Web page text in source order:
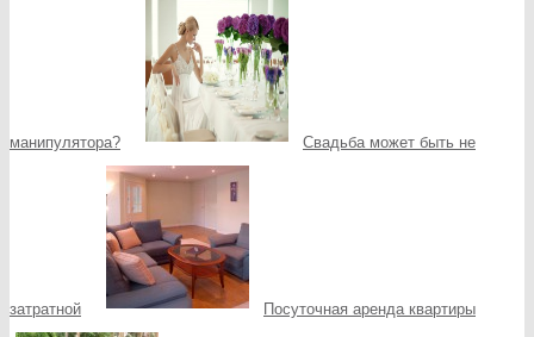
манипулятора? Свадьба может быть не
затратной Посуточная аренда квартиры